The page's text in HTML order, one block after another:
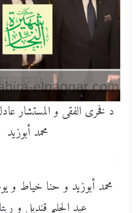
د فخرى الفقى و المستشار
محمد أبوزيد
محمد أبوزيد و حنا خياط
عبد الحليم قنديل و